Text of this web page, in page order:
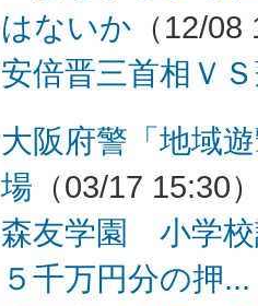
はないか （12/
安倍晋三首相Ｖ
大阪府警「地域
場 （03/17 15:30
森友学園 小学校
５千万円分の押...